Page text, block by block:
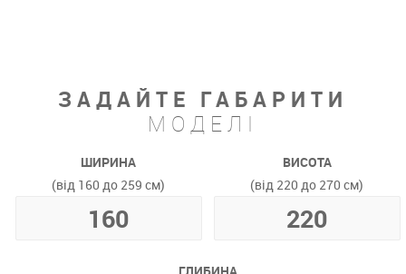
ЗАДАЙТЕ ГАБАРИТИ
МОДЕЛІ
ШИРИНА
(від 160 до 259 см)
ВИСОТА
(від 220 до 270 см)